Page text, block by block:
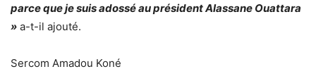
parce que je suis adossé au président Alassane Ouattara
» a-t-il ajouté.
Sercom Amadou Koné